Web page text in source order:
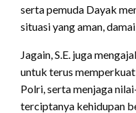
serta pemuda Dayak
situasi yang aman,
Jagain, S.E. juga
untuk terus
Polri, serta menjaga
terciptanya kehidupan